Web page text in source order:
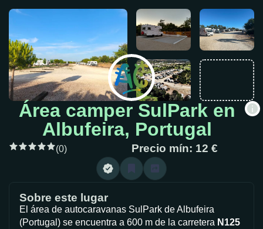
Área camper SulPark en
Albufeira, Portugal
(0) Precio mín: 12 €
Sobre este lugar
El área de autocaravanas SulPark de Albufeira
(Portugal) se encuentra a 600 m de la carretera N125